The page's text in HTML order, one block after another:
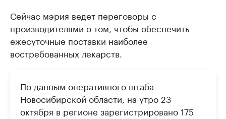
Сейчас мэрия ведет переговоры с
производителями о том, чтобы обеспечить
ежесуточные поставки наиболее
востребованных лекарств.
По данным оперативного штаба
Новосибирской области, на утро 23
октября в регионе зарегистрировано 175